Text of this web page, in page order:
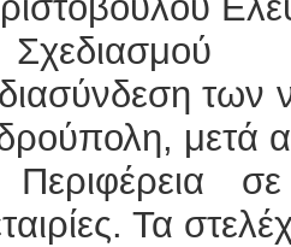
των
μετά
Τα